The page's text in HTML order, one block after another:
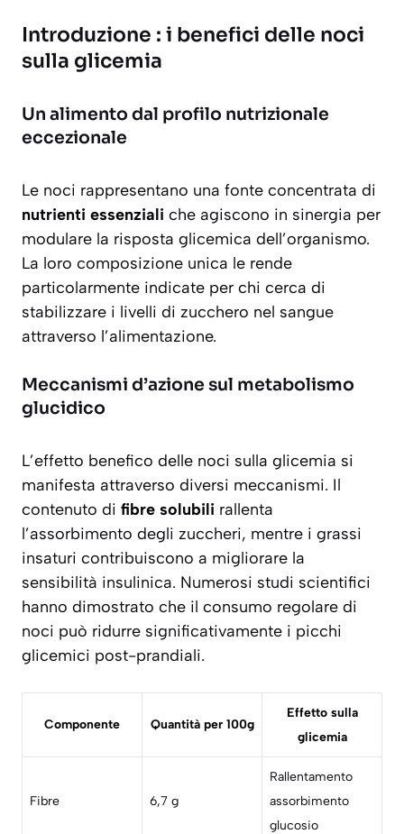
Introduzione : i benefici delle noci
sulla glicemia
Un alimento dal profilo nutrizionale
eccezionale
Le noci rappresentano una fonte concentrata di
nutrienti essenziali che agiscono in sinergia per
modulare la risposta glicemica dell’organismo.
La loro composizione unica le rende
particolarmente indicate per chi cerca di
stabilizzare i livelli di zucchero nel sangue
attraverso l’alimentazione.
Meccanismi d’azione sul metabolismo
glucidico
L’effetto benefico delle noci sulla glicemia si
manifesta attraverso diversi meccanismi. Il
contenuto di fibre solubili rallenta
l’assorbimento degli zuccheri, mentre i grassi
insaturi contribuiscono a migliorare la
sensibilità insulinica. Numerosi studi scientifici
hanno dimostrato che il consumo regolare di
noci può ridurre significativamente i picchi
glicemici post-prandiali.
Componente Quantità per 100g
Effetto sulla
glicemia
Fibre 6,7 g
Rallentamento
assorbimento
glucosio